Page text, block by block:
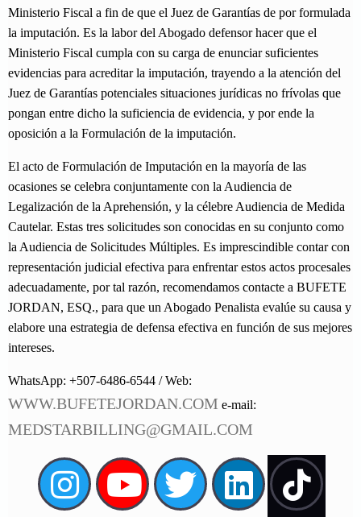
Ministerio Fiscal a fin de que el Juez de Garantías de por formulada
la imputación. Es la labor del Abogado defensor hacer que el
Ministerio Fiscal cumpla con su carga de enunciar suficientes
evidencias para acreditar la imputación, trayendo a la atención del
Juez de Garantías potenciales situaciones jurídicas no frívolas que
pongan entre dicho la suficiencia de evidencia, y por ende la
oposición a la Formulación de la imputación.
El acto de Formulación de Imputación en la mayoría de las
ocasiones se celebra conjuntamente con la Audiencia de
Legalización de la Aprehensión, y la célebre Audiencia de Medida
Cautelar. Estas tres solicitudes son conocidas en su conjunto como
la Audiencia de Solicitudes Múltiples. Es imprescindible contar con
representación judicial efectiva para enfrentar estos actos procesales
adecuadamente, por tal razón, recomendamos contacte a BUFETE
JORDAN, ESQ., para que un Abogado Penalista evalúe su causa y
elabore una estrategia de defensa efectiva en función de sus mejores
intereses.
WhatsApp: +507-6486-6544 / Web:
WWW.BUFETEJORDAN.COM e-mail:
MEDSTARBILLING@GMAIL.COM